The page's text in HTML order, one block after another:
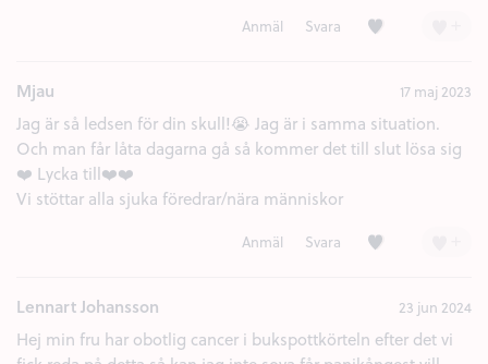
Anmäl Svara Kärlek (4)
Mjau 17 maj 2023
Jag är så ledsen för din skull!😭 Jag är i samma situation.
Och man får låta dagarna gå så kommer det till slut lösa sig
❤️ Lycka till❤️❤️
Vi stöttar alla sjuka föredrar/nära människor
Anmäl Svara Kärlek (1)
Lennart Johansson 23 jun 2024
Hej min fru har obotlig cancer i bukspottkörteln efter det vi